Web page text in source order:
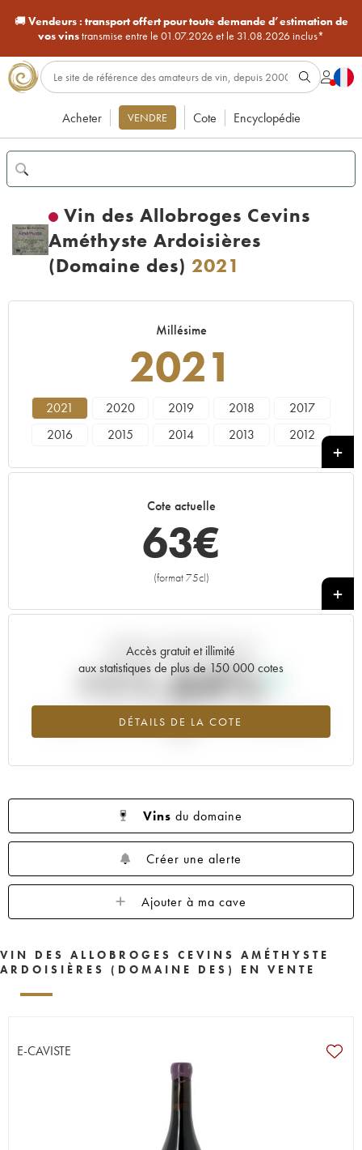
🚚Vendeurs : transport offert pour toute demande d’estimation de
vos vinstransmise entre le 01.07.2026 et le 31.08.2026 inclus*
Acheter VENDRE Cote Encyclopédie
Vin des Allobroges Cevins
Améthyste Ardoisières
(Domaine des) 2021
Millésime
2021
2021 2020 2019 2018
2017
2016
2015 2014 2013
2012
Cote actuelle
63€
(format 75cl)
+
Accès gratuit et illimité
aux statistiques de plus de 150 000 cotes
DÉTAILS DE LA COTE
Tendance actuelle de la cote
+11.64%
Tendance à la hausse du millésime 2021 en 2026 par rapport à
Vins du domaine
Créer une alerte
Ajouter à ma cave
VIN DES ALLOBROGES CEVINS AMÉTHYSTE
ARDOISIÈRES (DOMAINE DES) EN VENTE
E-CAVISTE